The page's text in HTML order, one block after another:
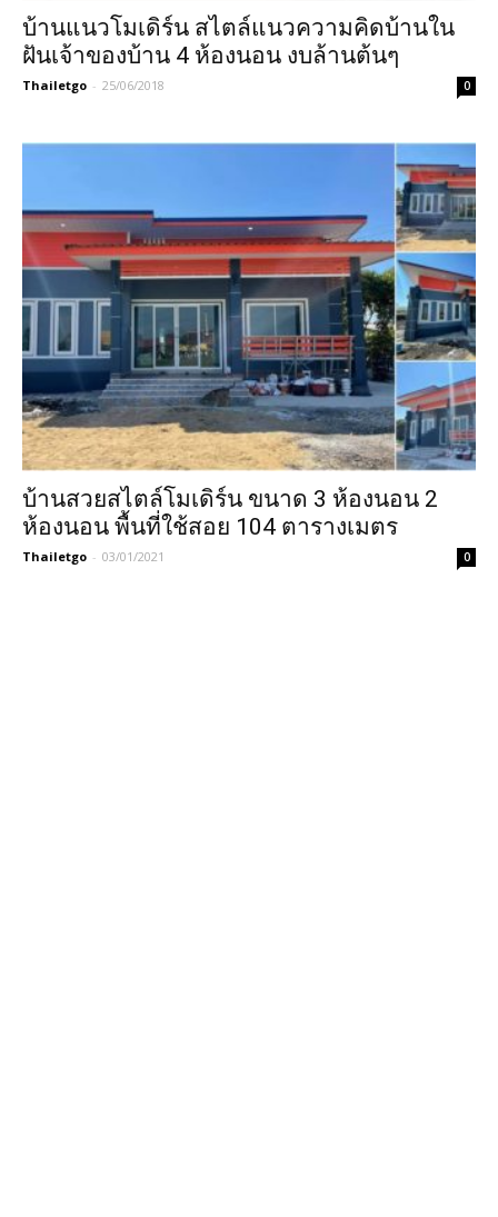
บ้านแนวโมเดิร์น สไตล์แนวความคิดบ้านใน
ฝันเจ้าของบ้าน 4 ห้องนอน งบล้านต้นๆ
Thailetgo - 25/06/2018 0
บ้านสวยสไตล์โมเดิร์น ขนาด 3 ห้องนอน 2
ห้องนอน พื้นที่ใช้สอย 104 ตารางเมตร
Thailetgo - 03/01/2021 0